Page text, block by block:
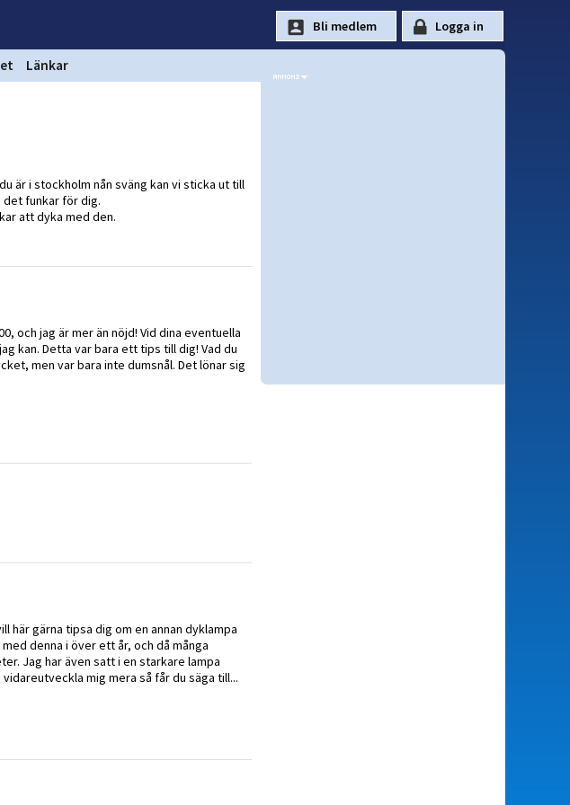
Länkar
är i stockholm nån sväng kan vi sticka ut till
det funkar för dig.
att dyka med den.
och jag är mer än nöjd! Vid dina eventuella
kan. Detta var bara ett tips till dig! Vad du
men var bara inte dumsnål. Det lönar sig
här gärna tipsa dig om en annan dyklampa
denna i över ett år, och då många
Jag har även satt i en starkare lampa
mig mera så får du säga till...